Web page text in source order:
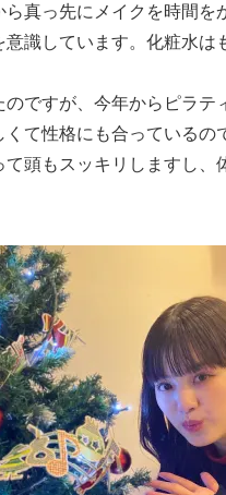
真っ先にメイクを時間
識しています。化粧水
ですが、今年からピラ
て性格にも合っている
頭もスッキリしますし、